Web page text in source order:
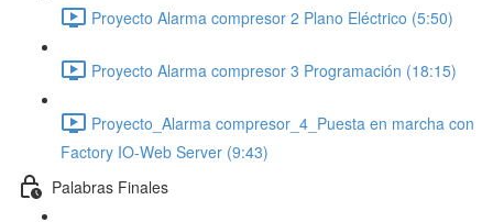
Proyecto Alarma compresor 2 Plano Eléctrico (5:50)
Proyecto Alarma compresor 3 Programación (18:15)
Proyecto_Alarma compresor_4_Puesta en marcha con
Factory IO-Web Server (9:43)
Palabras Finales